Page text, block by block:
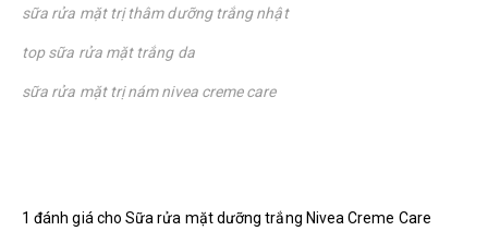
sữa rửa mặt trị thâm dưỡng trắng nhật
top sữa rửa mặt trắng da
sữa rửa mặt trị nám nivea creme care
1 đánh giá choSữa rửa mặt dưỡng trắng Nivea Creme Care